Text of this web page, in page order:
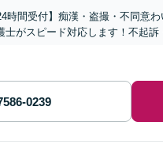
時間受付】痴漢・盗撮・不同意
士がスピード対応します！不起